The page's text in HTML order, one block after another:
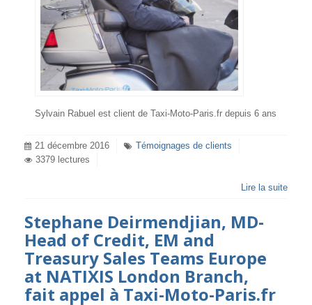
Sylvain Rabuel est client de Taxi-Moto-Paris.fr depuis 6 ans
21 décembre 2016
Témoignages de clients
3379 lectures
Lire la suite
Stephane Deirmendjian, MD-
Head of Credit, EM and
Treasury Sales Teams Europe
at NATIXIS London Branch,
fait appel à Taxi-Moto-Paris.fr